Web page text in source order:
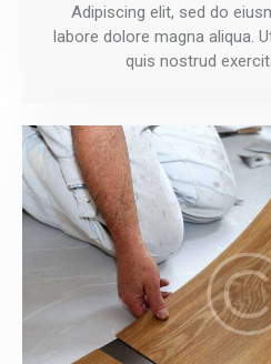
Adipiscing elit, sed do
labore dolore magna aliqua.
quis nostrud